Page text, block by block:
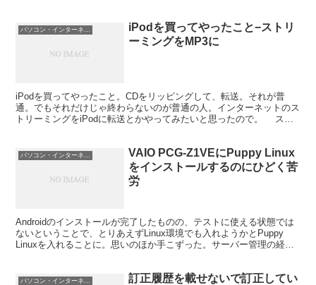
iPodを買ってやったこと−ストリ
ーミングをMP3に
iPodを買ってやったこと。CDをリッピングして、転送。それが普
通。でもそれだけじゃ終わらないのが普通の人。インターネットのス
トリーミングをiPodに転送とかやってみたいと思ったので。 スト
VAIO PCG-Z1VEにPuppy Linux
をインストールするのにひどく苦
労
Androidのインストールが完了したものの、テストに使える状態では
ないということで、とりあえずLinux環境でも入れようかとPuppy
Linuxを入れることに。思いのほか手こずった。サーバー管理の経験
訂正履歴を載せないで訂正してい